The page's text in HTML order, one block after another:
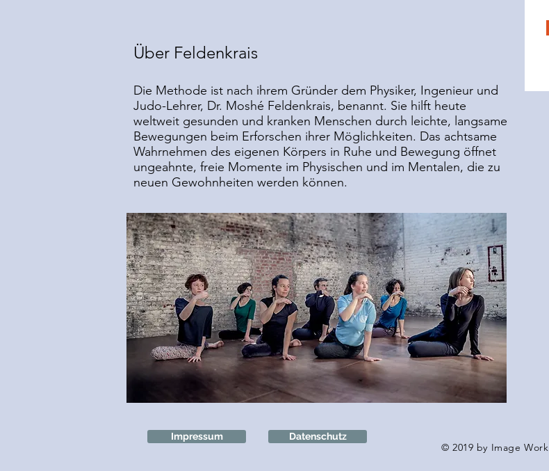
Über Feldenkrais
Die Methode ist nach ihrem Gründer dem Physiker, Ingenieur und
Judo-Lehrer, Dr. Moshé Feldenkrais, benannt. Sie hilft heute
weltweit gesunden und kranken Menschen durch leichte, langsame
Bewegungen beim Erforschen ihrer Möglichkeiten. Das achtsame
Wahrnehmen des eigenen Körpers in Ruhe und Bewegung öffnet
ungeahnte, freie Momente im Physischen und im Mentalen, die zu
neuen Gewohnheiten werden können.
Impressum Datenschutz
© 2019 by Image Work